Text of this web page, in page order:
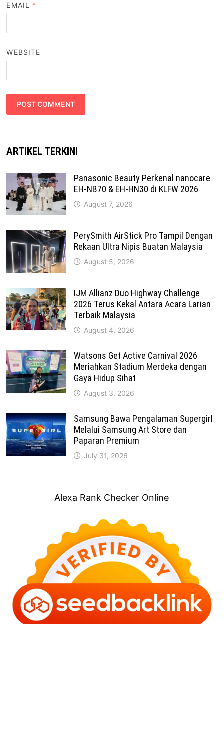
EMAIL *
WEBSITE
ARTIKEL TERKINI
Panasonic Beauty Perkenal nanocare
EH-NB70 & EH-HN30 di KLFW 2026
August 7, 2026
PerySmith AirStick Pro Tampil Dengan
Rekaan Ultra Nipis Buatan Malaysia
August 5, 2026
IJM Allianz Duo Highway Challenge
2026 Terus Kekal Antara Acara Larian
Terbaik Malaysia
August 4, 2026
Watsons Get Active Carnival 2026
Meriahkan Stadium Merdeka dengan
Gaya Hidup Sihat
August 3, 2026
Samsung Bawa Pengalaman Supergirl
Melalui Samsung Art Store dan
Paparan Premium
July 31, 2026
Alexa Rank Checker Online